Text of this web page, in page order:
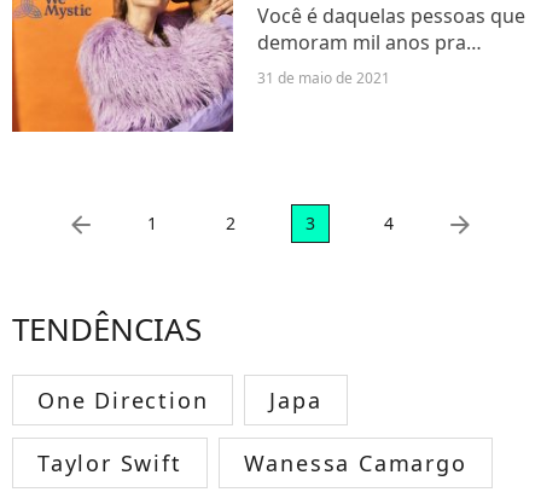
Você é daquelas pessoas que
demoram mil anos pra
responder uma mensagem
vivo?...
31 de maio de 2021
arrow_left 1 2 3 4 arrow_right
TENDÊNCIAS
One Direction Japa
Taylor Swift Wanessa Camargo